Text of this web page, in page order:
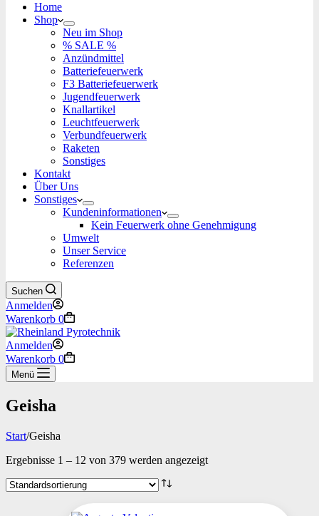
Home
Shop
Neu im Shop
% SALE %
Anzündmittel
Batteriefeuerwerk
F3 Batteriefeuerwerk
Jugendfeuerwerk​
Knallartikel
Leuchtfeuerwerk​
Verbundfeuerwerk
Raketen
Sonstiges
Kontakt
Über Uns
Sonstiges
Kundeninformationen
Kein Feuerwerk ohne Genehmigung
Umwelt
Unser Service
Referenzen
Suchen
Anmelden
Warenkorb 0
Anmelden
Warenkorb 0
Menü
Geisha
Start/Geisha
Ergebnisse 1 – 12 von 379 werden angezeigt